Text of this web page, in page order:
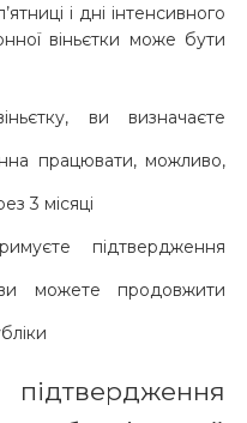
і дні інтенсивного
віньєтки може бути
ви визначаєте
працювати, можливо,
3 місяці
підтвердження
ви можете продовжити